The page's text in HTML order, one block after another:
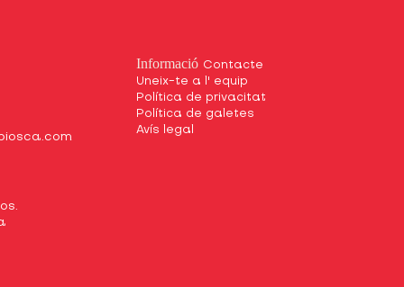
Informació Contacte
Uneix-te a l' equip
Política de privacitat
Política de galetes
Avís legal